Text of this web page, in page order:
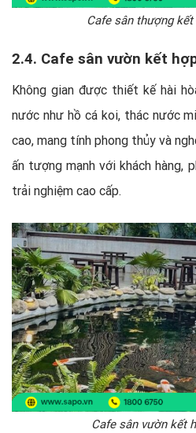
Cafe sân thượng
2.4. Cafe sân vườn kết
Không gian được thiết kế hài
nước như hồ cá koi, thác nước
cao, mang tính phong thủy và
ấn tượng mạnh với khách hàng,
trải nghiệm cao cấp.
Cafe sân vườn kết